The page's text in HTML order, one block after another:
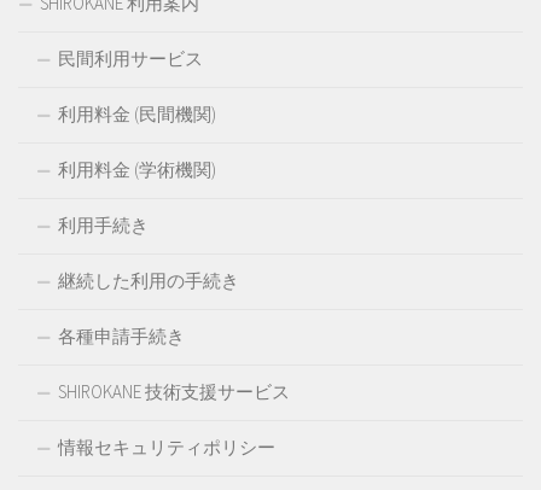
民間利用サービス
利用料金 (民間機関)
利用料金 (学術機関)
利用手続き
継続した利用の手続き
各種申請手続き
SHIROKANE 技術支援サービス
情報セキュリティポリシー